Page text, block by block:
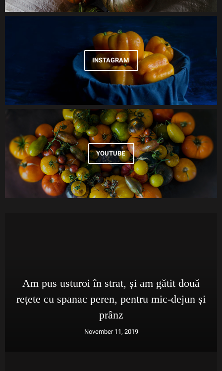
INSTAGRAM
YOUTUBE
Am pus usturoi în strat, și am gătit două
rețete cu spanac peren, pentru mic-dejun și
prânz
November 11, 2019